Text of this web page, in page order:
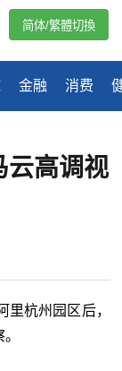
金融 消费
简体/繁體切換
云高调视
里杭州园区后，